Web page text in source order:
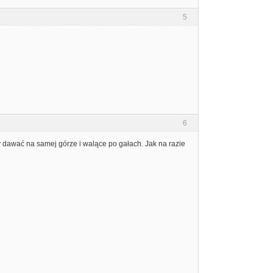
5
6
na samej górze i walące po gałach. Jak na razie